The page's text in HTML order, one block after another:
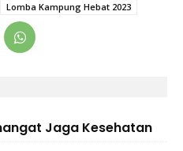
Lomba Kampung Hebat 2023
Jaga Kesehatan